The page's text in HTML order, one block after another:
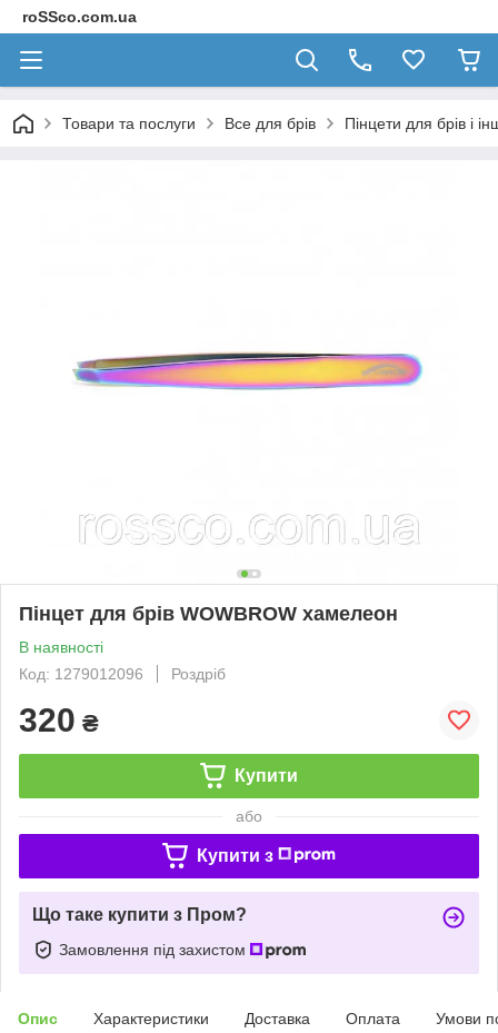
roSSco.com.ua
Товари та послуги Все для брів Пінцети для брів і
Пінцет для брів WOWBROW хамелеон
В наявності
Код: 1279012096
Роздріб
320 ₴
Купити
або
Купити з
Що таке купити з Пром?
Замовлення під захистом
Опис Характеристики Доставка Оплата Умови